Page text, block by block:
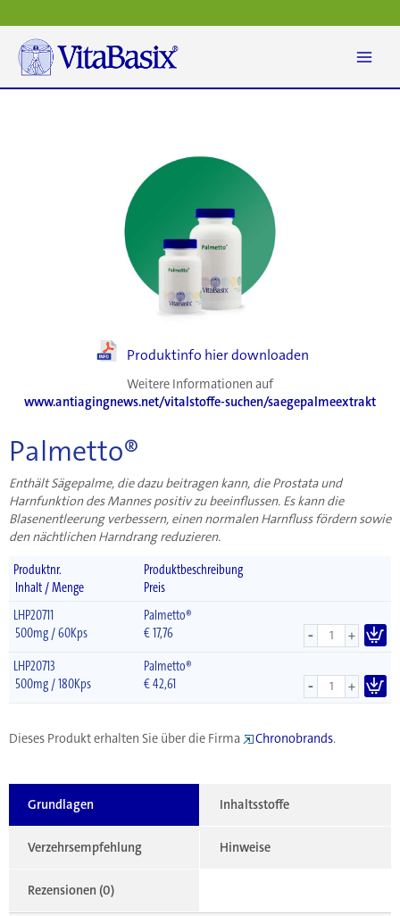
Inhalt
springen
Produktinfo hier downloaden
Weitere Informationen auf
www.antiagingnews.net/vitalstoffe-suchen/saegepalmeextrakt
Palmetto®
Enthält Sägepalme, die dazu beitragen kann, die Prostata und
Harnfunktion des Mannes positiv zu beeinflussen. Es kann die
Blasenentleerung verbessern, einen normalen Harnfluss fördern sowie
den nächtlichen Harndrang reduzieren.
Produktnr.
Produktbeschreibung
Inhalt / Menge
Preis
LHP20711
Palmetto®
500mg / 60Kps
€17,76 - +
LHP20713
Palmetto®
500mg / 180Kps
€42,61 - +
Dieses Produkt erhalten Sie über die Firma Chronobrands.
Grundlagen Inhaltsstoffe
Verzehrsempfehlung Hinweise
Rezensionen (0)